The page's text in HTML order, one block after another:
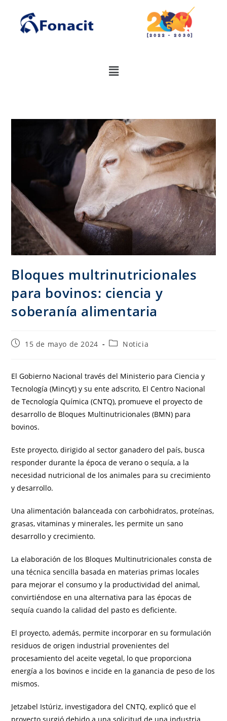
Bloques multrinutricionales
para bovinos: ciencia y
soberanía alimentaria
15 de mayo de 2024 Noticia
El Gobierno Nacional través del Ministerio para Ciencia y
Tecnología (Mincyt) y su ente adscrito, El Centro Nacional
de Tecnología Química (CNTQ), promueve el proyecto de
desarrollo de Bloques Multinutricionales (BMN) para
bovinos.
Este proyecto, dirigido al sector ganadero del país, busca
responder durante la época de verano o sequía, a la
necesidad nutricional de los animales para su crecimiento
y desarrollo.
Una alimentación balanceada con carbohidratos, proteínas,
grasas, vitaminas y minerales, les permite un sano
desarrollo y crecimiento.
La elaboración de los Bloques Multinutricionales consta de
una técnica sencilla basada en materias primas locales
para mejorar el consumo y la productividad del animal,
convirtiéndose en una alternativa para las épocas de
sequía cuando la calidad del pasto es deficiente.
El proyecto, además, permite incorporar en su formulación
residuos de origen industrial provenientes del
procesamiento del aceite vegetal, lo que proporciona
energía a los bovinos e incide en la ganancia de peso de los
mismos.
Jetzabel Istúriz, investigadora del CNTQ, explicó que el